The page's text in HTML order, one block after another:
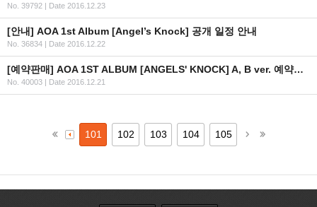
No. 39792 | Date 2016.12.23
[안내] AOA 1st Album [Angel’s Knock] 공개 일정 안내
No. 36834 | Date 2016.12.22
[예약판매] AOA 1ST ALBUM [ANGELS' KNOCK] A, B ver. 예약판매 안내
No. 40003 | Date 2016.12.21
101 102 103 104 105